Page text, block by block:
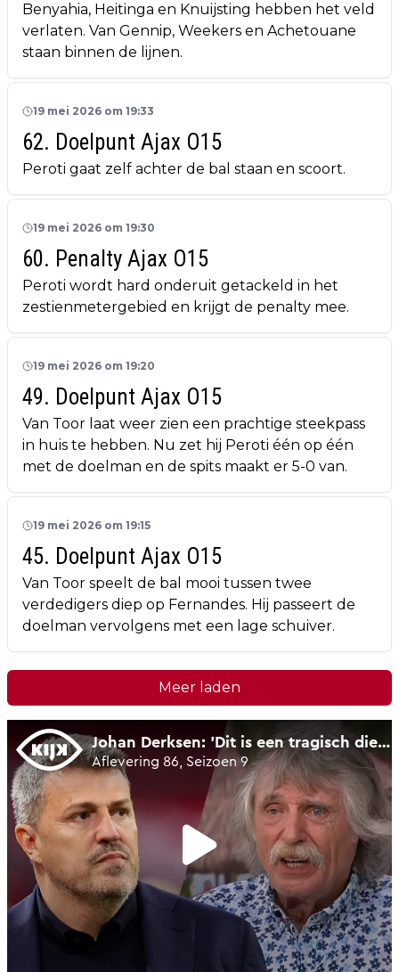
Benyahia, Heitinga en Knuijsting hebben het veld
verlaten. Van Gennip, Weekers en Achetouane
staan binnen de lijnen.
19 mei 2026 om 19:33
62. Doelpunt Ajax O15
Peroti gaat zelf achter de bal staan en scoort.
19 mei 2026 om 19:30
60. Penalty Ajax O15
Peroti wordt hard onderuit getackeld in het
zestienmetergebied en krijgt de penalty mee.
19 mei 2026 om 19:20
49. Doelpunt Ajax O15
Van Toor laat weer zien een prachtige steekpass
in huis te hebben. Nu zet hij Peroti één op één
met de doelman en de spits maakt er 5-0 van.
19 mei 2026 om 19:15
45. Doelpunt Ajax O15
Van Toor speelt de bal mooi tussen twee
verdedigers diep op Fernandes. Hij passeert de
doelman vervolgens met een lage schuiver.
Meer laden